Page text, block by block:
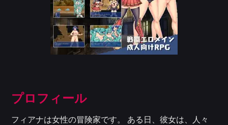
プロフィール
フィアナは女性の冒険家です。 ある日、彼女は、人々